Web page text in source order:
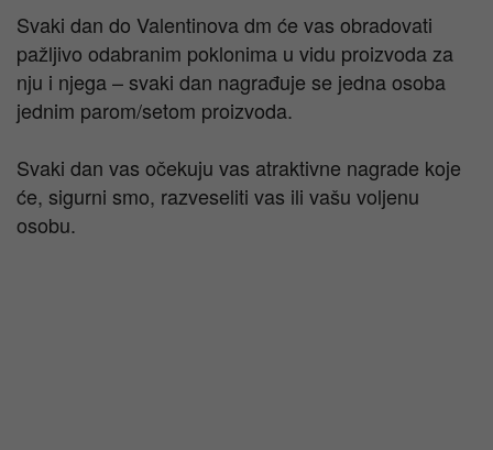
Svaki dan do Valentinova dm će vas obradovati
pažljivo odabranim poklonima u vidu proizvoda za
nju i njega – svaki dan nagrađuje se jedna osoba
jednim parom/setom proizvoda.
Svaki dan vas očekuju vas atraktivne nagrade koje
će, sigurni smo, razveseliti vas ili vašu voljenu
osobu.